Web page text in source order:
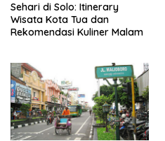
Sehari di Solo: Itinerary
Wisata Kota Tua dan
Rekomendasi Kuliner Malam